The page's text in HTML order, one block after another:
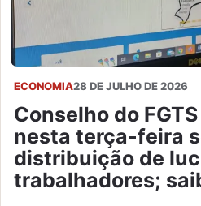
ECONOMIA28 DE JULHO DE 2026
Conselho do
nesta terça-feira
distribuição de
trabalhadores;